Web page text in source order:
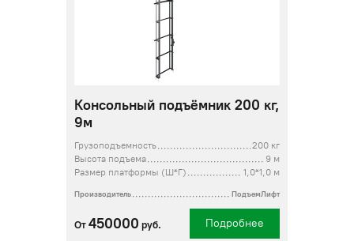
Консольный подъёмник 200 кг,
9м
Грузоподъемность
200 кг
Высота подъема
9 м
Размер платформы (Ш*Г)
1,0*1,0 м
Производитель ПодъемЛифт
От 450000 руб. Подробнее